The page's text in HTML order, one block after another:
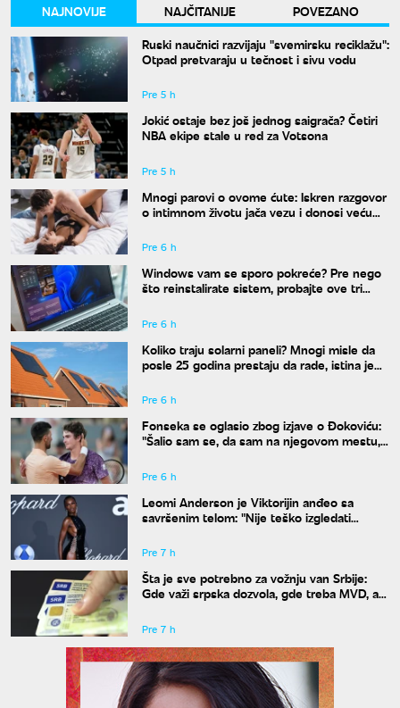
NAJNOVIJE NAJČITANIJE
POVEZANO
Ruski naučnici razvijaju "svemirsku reciklažu":
Otpad pretvaraju u tečnost i sivu vodu
Pre 5 h
Jokić ostaje bez još jednog saigrača? Četiri
NBA ekipe stale u red za Votsona
Pre 5 h
Mnogi parovi o ovome ćute: Iskren razgovor
o intimnom životu jača vezu i donosi veću
Pre 6 h
Windows vam se sporo pokreće? Pre nego
što reinstalirate sistem, probajte ove tri
Pre 6 h
Koliko traju solarni paneli? Mnogi misle da
posle 25 godina prestaju da rade, istina je
Pre 6 h
Fonseka se oglasio zbog izjave o Đokoviću:
"Šalio sam se, da sam na njegovom mestu,
Pre 6 h
Leomi Anderson je Viktorijin anđeo sa
savršenim telom: "Nije teško izgledati
Pre 7 h
Šta je sve potrebno za vožnju van Srbije:
Gde važi srpska dozvola, gde treba MVD, a
Pre 7 h